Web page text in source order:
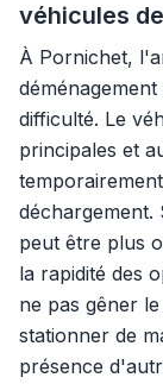
véhicules
À Pornichet,
difficulté. Le
principales et
peut être plus
la rapidité des
ne pas gêner
stationner de
présence